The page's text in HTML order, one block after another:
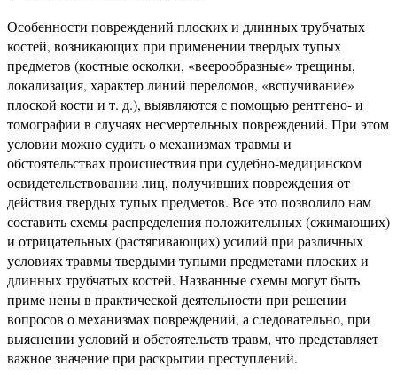
Особенности повреждений плоских и длинных труб­чатых
костей, возникающих при применении твердых тупых
предметов (костные осколки, «веерообразные» трещины,
локализация, характер линий переломов, «вспучивание»
плоской кости и т. д.), выявляются с по­мощью рентгено- и
томографии в случаях несмертельных повреждений. При этом
условии можно судить о меха­низмах травмы и
обстоятельствах происшествия при су­дебно-медицинском
освидетельствовании лиц, получив­ших повреждения от
действия твердых тупых предме­тов. Все это позволило нам
составить схемы распреде­ления положительных (сжимающих)
и отрицательных (растягивающих) усилий при различных
условиях трав­мы твердыми тупыми предметами плоских и
длинных трубчатых костей. Названные схемы могут быть
приме­ нены в практической деятельности при решении
вопросов о механизмах повреждений, а следовательно, при
выяс­нении условий и обстоятельств травм, что представляет
важное значение при раскрытии преступлений.